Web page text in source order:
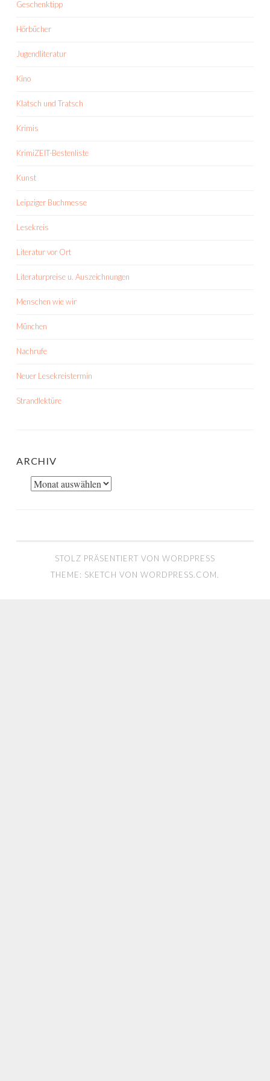
Geschenktipp
Hörbücher
Jugendliteratur
Kino
Klatsch und Tratsch
Krimis
KrimiZEIT-Bestenliste
Kunst
Leipziger Buchmesse
Lesekreis
Literatur vor Ort
Literaturpreise u. Auszeichnungen
Menschen wie wir
München
Nachrufe
Neuer Lesekreistermin
Strandlektüre
ARCHIV
Archiv
STOLZ PRÄSENTIERT VON WORDPRESS
THEME: SKETCH VON WORDPRESS.COM